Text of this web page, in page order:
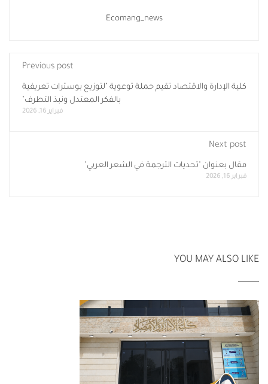
Ecomang_news
Previous post
كلية الإدارة والاقتصاد تقيم حملة توعوية "لتوزيع بوسترات تعريفية
بالفكر المعتدل ونبذ التطرف"
فبراير 16, 2026
Next post
مقال بعنوان "تحديات الترجمة في الشعر العربي"
فبراير 16, 2026
YOU MAY ALSO LIKE